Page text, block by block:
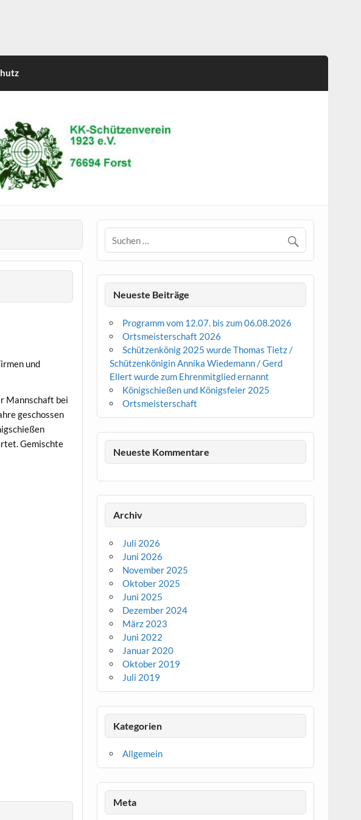
und
Mannschaft bei
geschossen
Gemischte
Neueste Beiträge
Programm vom 12.07. bis zum 06.08.2026
Ortsmeisterschaft 2026
Schützenkönig 2025 wurde Thomas Tietz /
Schützenkönigin Annika Wiedemann / Gerd
Ellert wurde zum Ehrenmitglied ernannt
Königschießen und Königsfeier 2025
Ortsmeisterschaft
Neueste Kommentare
Archiv
Juli 2026
Juni 2026
November 2025
Oktober 2025
Juni 2025
Dezember 2024
März 2023
Juni 2022
Januar 2020
Oktober 2019
Juli 2019
Kategorien
Allgemein
Meta